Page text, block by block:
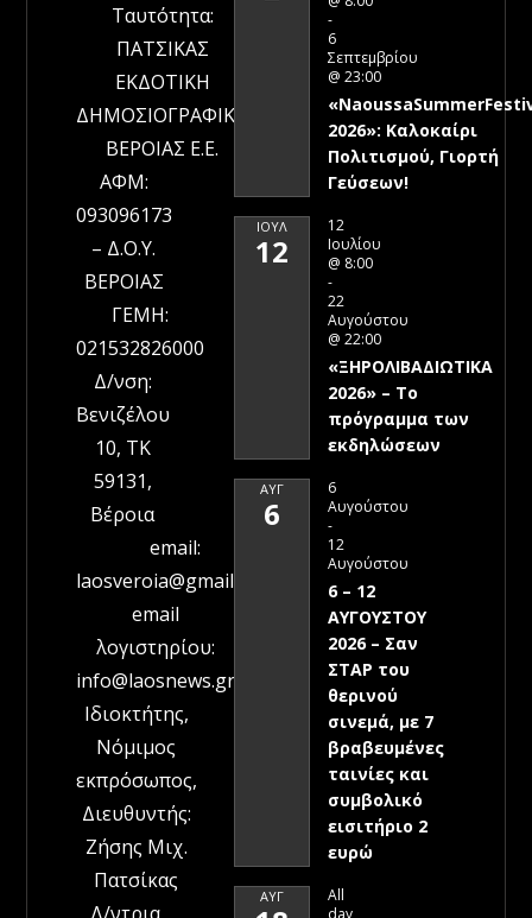
Ταυτότητα:
ΠΑΤΣΙΚΑΣ
ΕΚΔΟΤΙΚΗ
ΔΗΜΟΣΙΟΓΡΑΦΙΚΗ
ΒΕΡΟΙΑΣ Ε.Ε.
ΑΦΜ:
093096173
– Δ.Ο.Υ.
ΒΕΡΟΙΑΣ
ΓΕΜΗ:
021532826000
Δ/νση:
Βενιζέλου
10, ΤΚ
59131,
Βέροια
email:
laosveroia@gmail.com
email
λογιστηρίου:
info@laosnews.gr
Ιδιοκτήτης,
Νόμιμος
εκπρόσωπος,
Διευθυντής:
Ζήσης Μιχ.
Πατσίκας
-
6
Σεπτεμβρίου
@ 23:00
2026»: Καλοκαίρι
Πολιτισμού, Γιορτή
Γεύσεων!
ΙΟΎΛ
12
12
Ιουλίου
@ 8:00
-
22
Αυγούστου
@ 22:00
«ΞΗΡΟΛΙΒΑΔΙΩΤΙΚΑ
2026» – To
πρόγραμμα των
εκδηλώσεων
ΑΥΓ
6
6
Αυγούστου
-
12
Αυγούστου
6 – 12
ΑΥΓΟΥΣΤΟΥ
2026 – Σαν
ΣΤΑΡ του
θερινού
σινεμά, με 7
βραβευμένες
ταινίες και
συμβολικό
εισιτήριο 2
ευρώ
ΑΥΓ
All
day